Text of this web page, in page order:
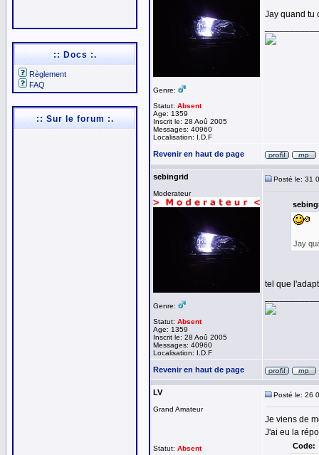
:: Docs :.
Règlement
FAQ
:: Sur le forum :.
Genre:
Statut: Absent
Age: 1359
Inscrit le: 28 Aoû 2005
Messages: 40960
Localisation: I.D.F
Jay quand tu
Revenir en haut de page
sebingrid
Moderateur
Genre:
Statut: Absent
Age: 1359
Inscrit le: 28 Aoû 2005
Messages: 40960
Localisation: I.D.F
Posté le: 31
Jay
tel que
Revenir en haut de page
LV
Grand Amateur
Statut: Absent
Posté le: 26
Je viens de
J'ai eu la
Code: